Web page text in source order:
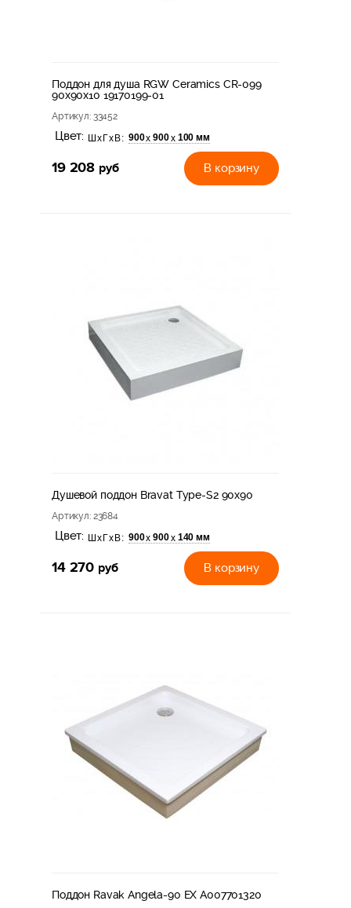
Поддон для душа RGW Ceramics CR-099
90х90х10 19170199-01
Артикул: 33452
Цвет: ШхГхВ: 900х 900х 100 мм
19 208 руб В корзину
Душевой поддон Bravat Type-S2 90x90
Артикул: 23684
Цвет: ШхГхВ: 900х 900х 140 мм
14 270 руб В корзину
Поддон Ravak Angela-90 EX A007701320